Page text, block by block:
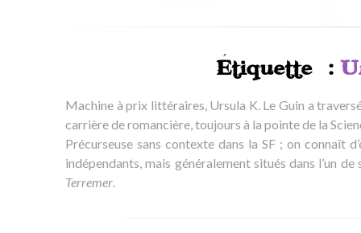
Étiquette :
Machine à prix littéraires, Ursula K. Le Guin a
carrière de romancière, toujours à la pointe de la
Précurseuse sans contexte dans la SF ; on connaît
indépendants, mais généralement situés dans l’un de
Terremer.